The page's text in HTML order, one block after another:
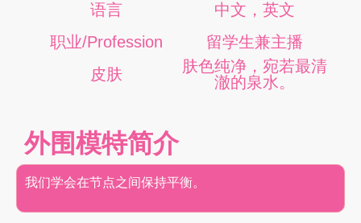
语言
中文，英文
职业/Profession
留学生兼主播
皮肤
肤色纯净，宛若最清
澈的泉水。
外围模特简介
我们学会在节点之间保持平衡。